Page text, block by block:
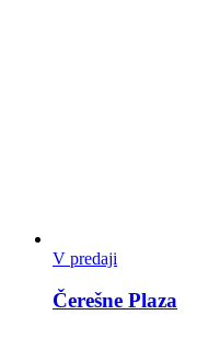
V predaji
Čerešne Plaza